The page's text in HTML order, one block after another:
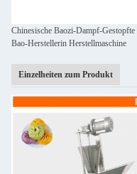
Chinesische Baozi-Dampf-
Bao-Herstellerin Herstellmaschine
Einzelheiten zum Produkt